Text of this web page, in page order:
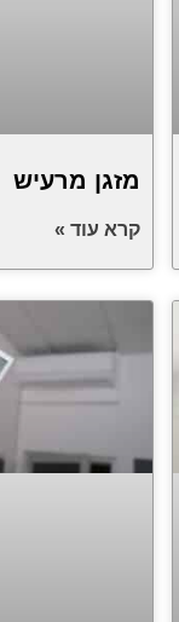
מזגן מרעיש
קרא עוד »